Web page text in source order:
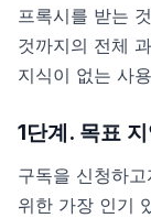
프록시를 받는
것까지의 전체
지식이 없는 사
1단계. 목표
구독을 신청하
위한 가장 인기